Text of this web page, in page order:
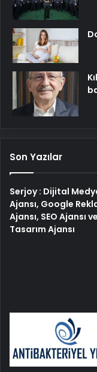
Son Yazılar
Serjoy : Dijital
Ajansı, Google
Ajansı, SEO Ajansı
Tasarım Ajansı